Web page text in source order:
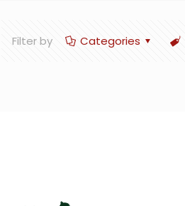
Filter by Categories